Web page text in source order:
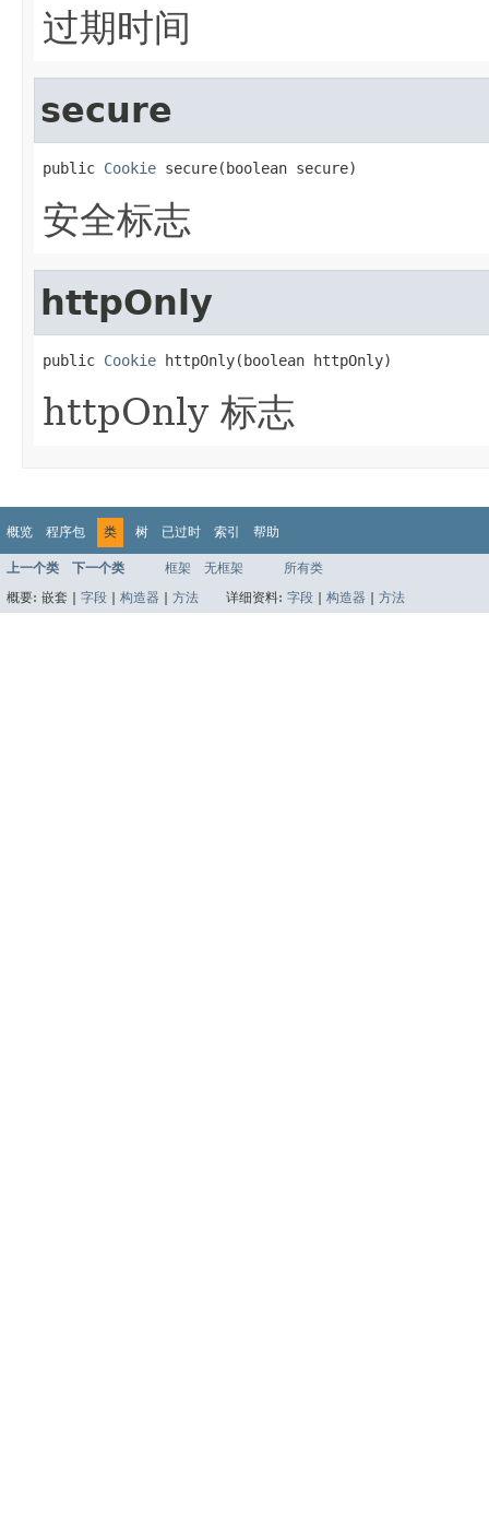
过期时间
secure
public Cookie secure(boolean secure)
安全标志
httpOnly
public Cookie httpOnly(boolean httpOnly)
httpOnly 标志
概览 程序包 类 树 已过时 索引 帮助
上一个类 下一个类 框架 无框架
所有类
概要: 嵌套 | 字段 构造器 方法 详细资料: 字段 构造器 方法